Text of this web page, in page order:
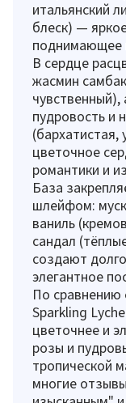
итальянский
блеск) —
поднимающее
В сердце
жасмин
чувственный),
пудровость и
(бархатистая,
цветочное
романтики и
База
шлейфом:
ваниль
сандал
создают
элегантное
По сравнению
Sparkling
цветочнее и
розы и
тропической
многие